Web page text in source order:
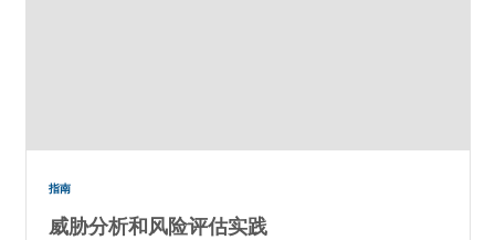
指南
威胁分析和风险评估实践